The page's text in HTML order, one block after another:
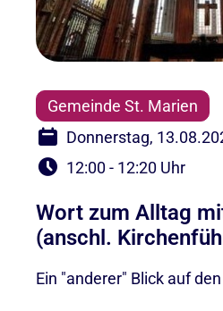
Gemeinde St. Marien
Donnerstag,
12:00 - 12:20 Uhr
Wort zum Alltag
(anschl.
Ein "anderer" Blick auf